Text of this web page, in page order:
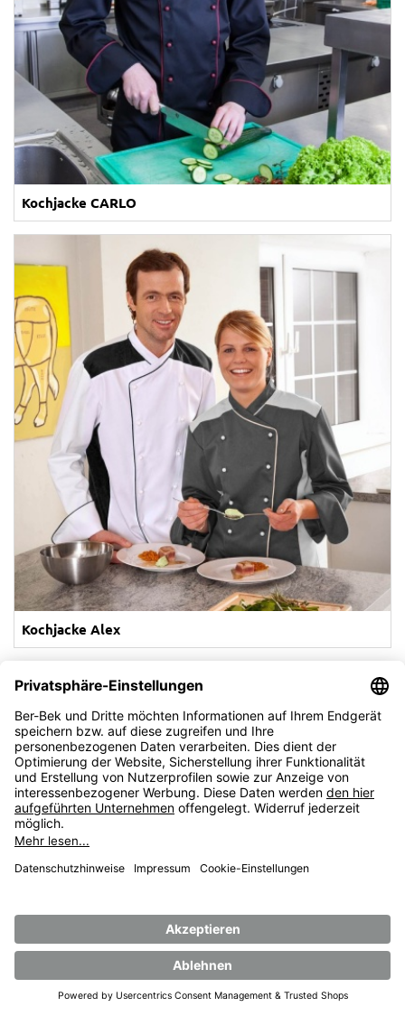
Kochjacke CARLO
Kochjacke Alex